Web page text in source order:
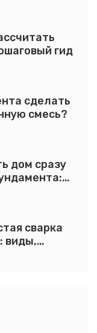
гид
сделать
смесь?
дом сразу
сварка
виды,